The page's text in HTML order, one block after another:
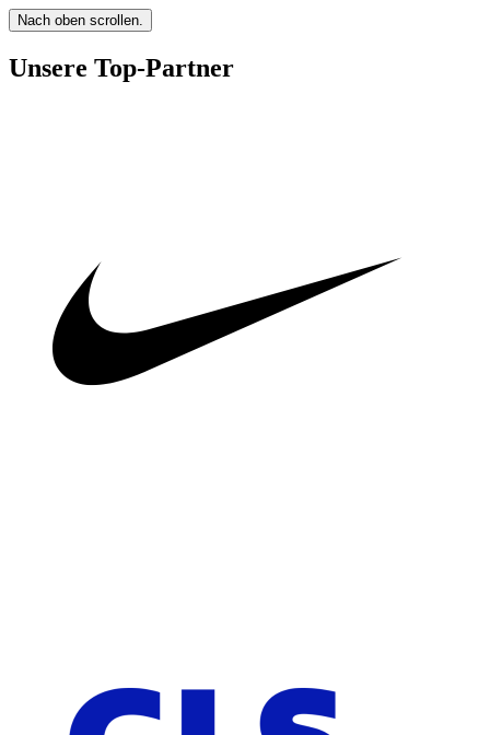
Nach oben scrollen.
Unsere Top-Partner